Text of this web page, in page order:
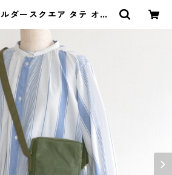
ダースクエア タテ オリ
変わったかたちの帆布か